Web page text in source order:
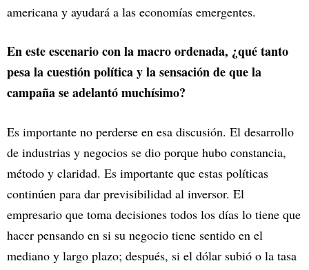
americana y ayudará a las economías emergentes.
En este escenario con la macro ordenada, ¿qué tanto
pesa la cuestión política y la sensación de que la
campaña se adelantó muchísimo?
Es importante no perderse en esa discusión. El desarrollo
de industrias y negocios se dio porque hubo constancia,
método y claridad. Es importante que estas políticas
continúen para dar previsibilidad al inversor. El
empresario que toma decisiones todos los días lo tiene que
hacer pensando en si su negocio tiene sentido en el
mediano y largo plazo; después, si el dólar subió o la tasa